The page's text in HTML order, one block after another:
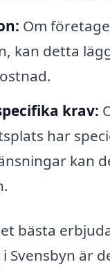
Om
kan detta
krav:
har
kan
bästa
Svensbyn är